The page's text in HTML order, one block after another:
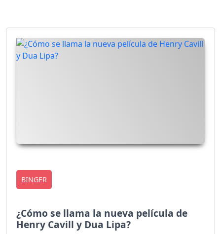
BINGER
¿Cómo se llama la nueva película de
Henry Cavill y Dua Lipa?